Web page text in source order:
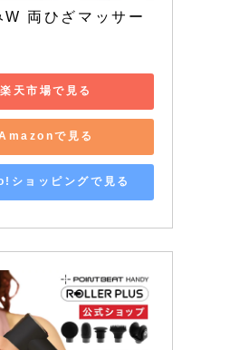
W 両ひざマッサー
楽天市場で見る
で見る
ショッピングで見る